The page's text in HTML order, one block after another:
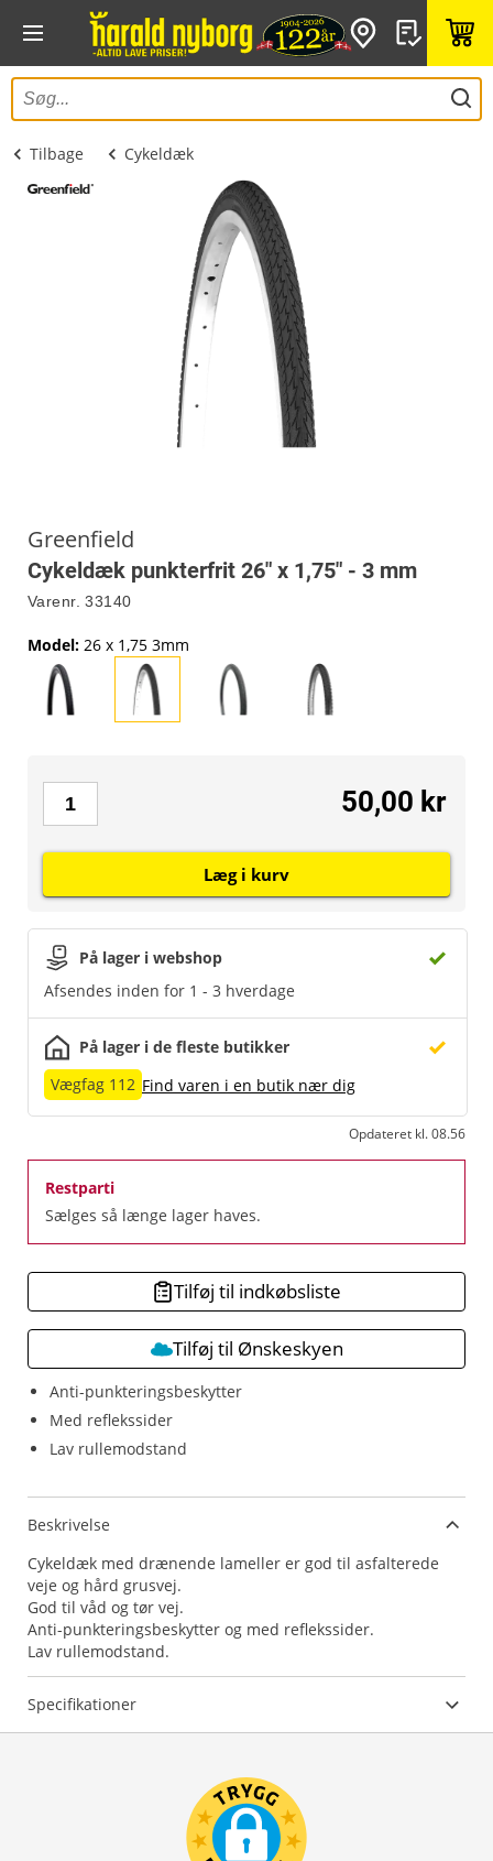
Tilbage Cykeldæk
Greenfield
Cykeldæk punkterfrit 26" x 1,75" - 3 mm
Varenr. 33140
Anti-punkteringsbeskytter
Med reflekssider
Lav rullemodstand
Model: 26 x 1,75 3mm
På lager i webshop
Afsendes inden for 1 - 3 hverdage
På lager i de fleste butikker
Vægfag 112 Find varen i en butik nær dig
Opdateret kl. 08.56
Restparti
Sælges så længe lager haves.
50,00 kr
Læg i kurv
Tilføj til indkøbsliste
Tilføj til Ønskeskyen
Beskrivelse
Cykeldæk med drænende lameller er god til asfalterede
veje og hård grusvej.
God til våd og tør vej.
Anti-punkteringsbeskytter og med reflekssider.
Lav rullemodstand.
Specifikationer